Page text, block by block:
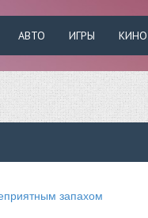
АВТО ИГРЫ КИНО